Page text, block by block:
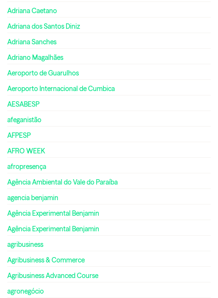
Adriana Caetano
Adriana dos Santos Diniz
Adriana Sanches
Adriano Magalhães
Aeroporto de Guarulhos
Aeroporto Internacional de Cumbica
AESABESP
afeganistão
AFPESP
AFRO WEEK
afropresença
Agência Ambiental do Vale do Paraíba
agencia benjamin
Agência Experimental Benjamin
Agência Experimental Benjamin
agribusiness
Agribusiness & Commerce
Agribusiness Advanced Course
agronegócio